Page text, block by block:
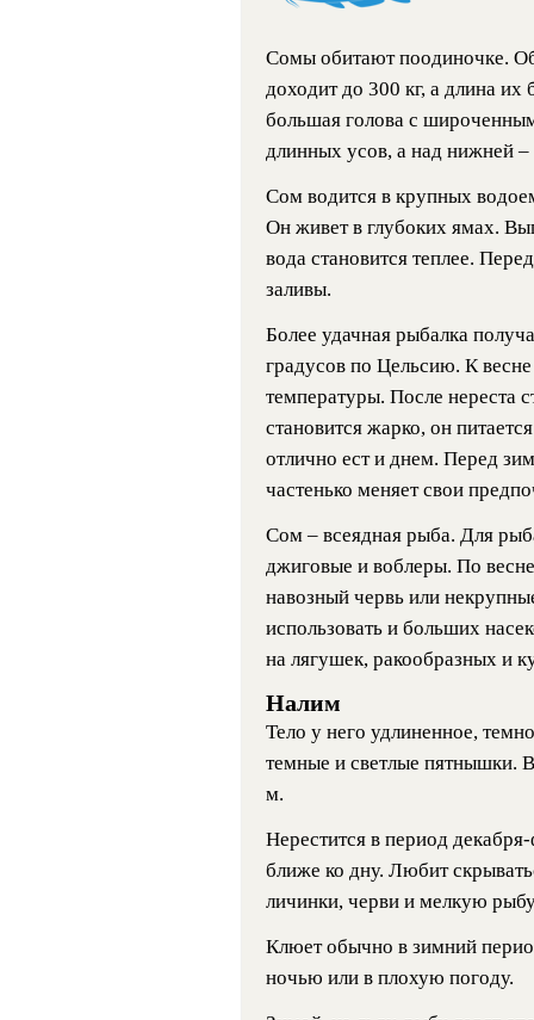
Сомы обитают поодиночке.
доходит до 300 кг, а длина
большая голова с
длинных усов, а над нижней –
Сом водится в крупных
Он живет в глубоких ямах.
вода становится теплее.
заливы.
Более удачная рыбалка
градусов по Цельсию. К
температуры. После нереста
становится жарко, он
отлично ест и днем. Перед
частенько меняет свои
Сом – всеядная рыба. Для
джиговые и воблеры. По
навозный червь или
использовать и больших
на лягушек, ракообразных и
Налим
Тело у него удлиненное,
темные и светлые пятнышки.
м.
Нерестится в период
ближе ко дну. Любит
личинки, черви и мелкую
Клюет обычно в зимний
ночью или в плохую погоду.